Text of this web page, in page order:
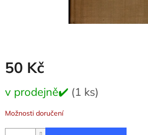
50 Kč
cena:
v prodejně✔️ (1 ks)
Možnosti doručení